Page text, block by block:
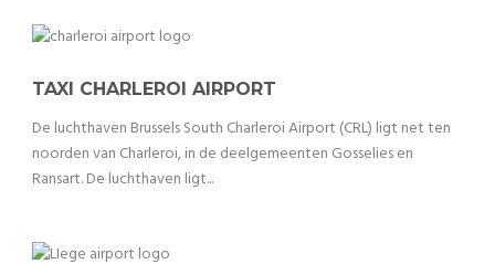
TAXI CHARLEROI AIRPORT
De luchthaven Brussels South Charleroi Airport (CRL) ligt net ten
noorden van Charleroi, in de deelgemeenten Gosselies en
Ransart. De luchthaven ligt...